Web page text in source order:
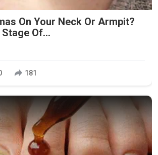
On Your Neck Or Armpit?
Of...
181